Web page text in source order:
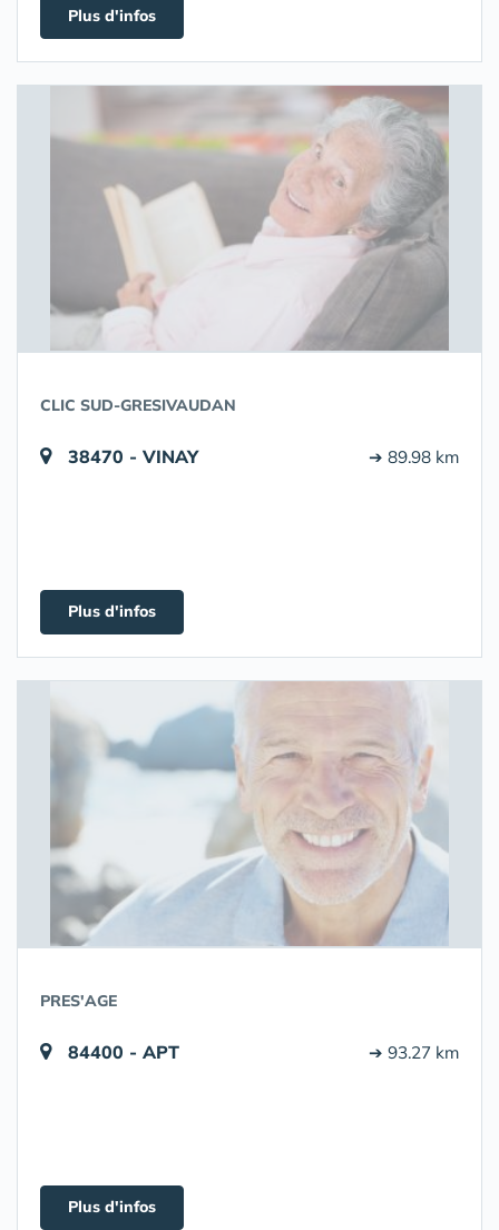
Plus d'infos
CLIC SUD-GRESIVAUDAN
38470 - VINAY ➔ 89.98 km
Plus d'infos
PRES'AGE
84400 - APT ➔ 93.27 km
Plus d'infos